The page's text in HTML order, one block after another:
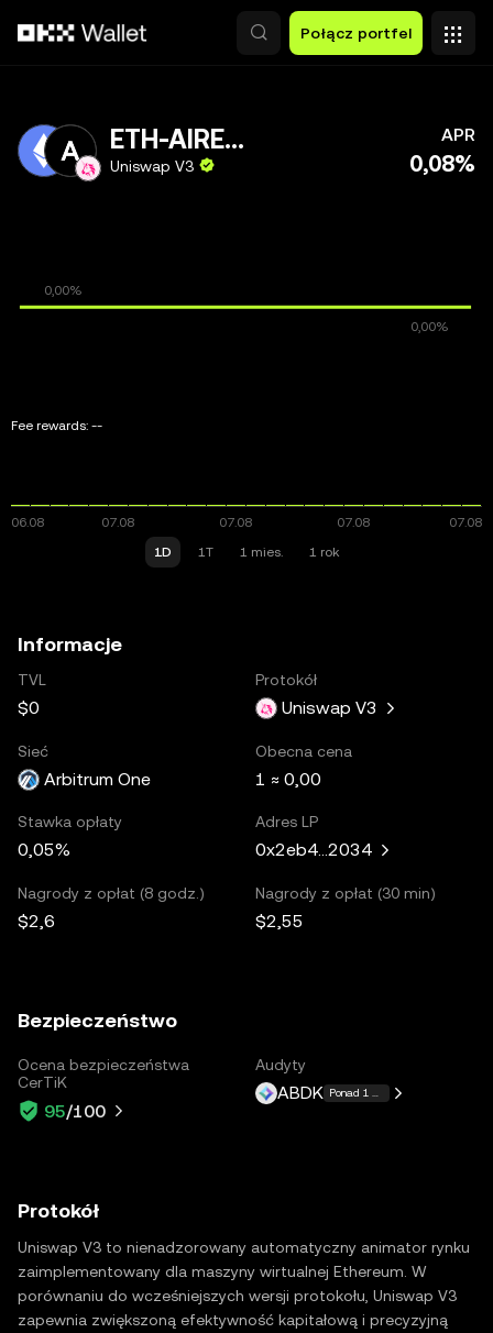
Połącz portfel
ETH-AIRENA
Uniswap V3
APR
0,08%
Fee rewards: --
1D 1T 1 mies. 1 rok
Informacje
TVL
$0
Protokół
Uniswap V3
Sieć
Arbitrum One
Obecna cena
1 ≈ 0,00
Stawka opłaty
0,05%
Adres LP
0x2eb4...2034
Nagrody z opłat (8 godz.)
$2,6
Nagrody z opłat (30 min)
$2,55
Bezpieczeństwo
Ocena bezpieczeństwa
CerTiK
95/100
Audyty
ABDK Ponad 1 więcej
Protokół
Uniswap V3 to nienadzorowany automatyczny animator rynku
zaimplementowany dla maszyny wirtualnej Ethereum. W
porównaniu do wcześniejszych wersji protokołu, Uniswap V3
zapewnia zwiększoną efektywność kapitałową i precyzyjną